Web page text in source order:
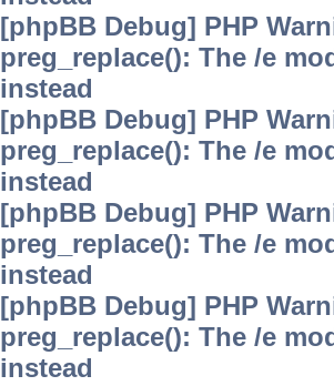
[phpBB Debug] PHP
preg_replace(): The /e
instead
[phpBB Debug] PHP
preg_replace(): The /e
instead
[phpBB Debug] PHP
preg_replace(): The /e
instead
[phpBB Debug] PHP
preg_replace(): The /e
instead